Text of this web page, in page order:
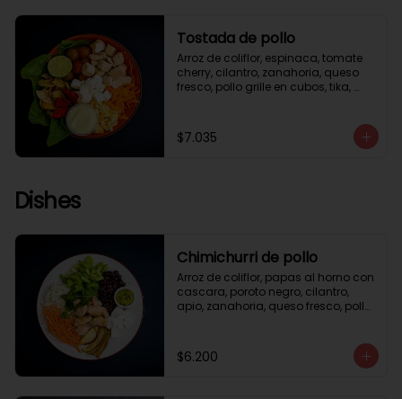
Tostada de pollo
Arroz de coliflor, espinaca, tomate
cherry, cilantro, zanahoria, queso
fresco, pollo grille en cubos, tika,
$7.035
Dishes
Chimichurri de pollo
Arroz de coliflor, papas al horno con
cascara, poroto negro, cilantro,
apio, zanahoria, queso fresco, pollo
$6.200